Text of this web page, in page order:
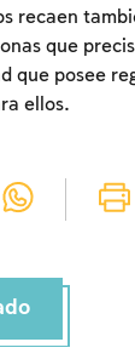
recaen
que
que posee
ellos.